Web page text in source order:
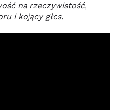
na rzeczywistość,
i kojący głos.